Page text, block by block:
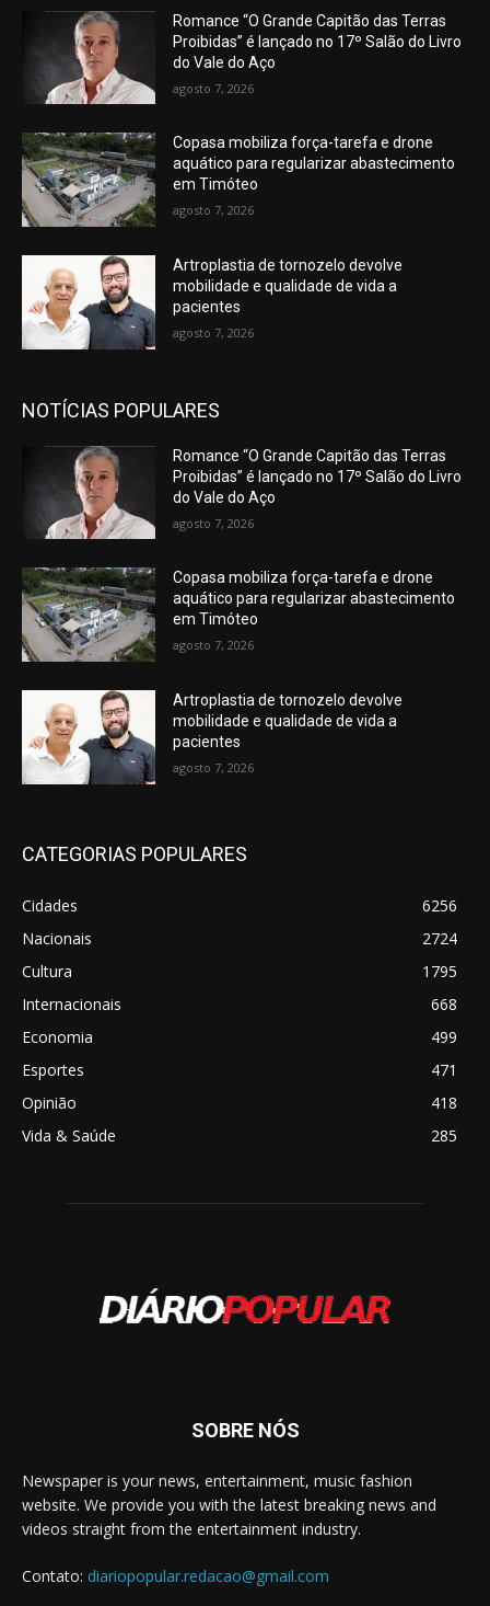
Romance “O Grande Capitão das Terras
Proibidas” é lançado no 17º Salão do Livro
do Vale do Aço
agosto 7, 2026
Copasa mobiliza força-tarefa e drone
aquático para regularizar abastecimento
em Timóteo
agosto 7, 2026
Artroplastia de tornozelo devolve
mobilidade e qualidade de vida a
pacientes
agosto 7, 2026
NOTÍCIAS POPULARES
Romance “O Grande Capitão das Terras
Proibidas” é lançado no 17º Salão do Livro
do Vale do Aço
agosto 7, 2026
Copasa mobiliza força-tarefa e drone
aquático para regularizar abastecimento
em Timóteo
agosto 7, 2026
Artroplastia de tornozelo devolve
mobilidade e qualidade de vida a
pacientes
agosto 7, 2026
CATEGORIAS POPULARES
Cidades
6256
Nacionais
2724
Cultura
1795
Internacionais
668
Economia
499
Esportes
471
Opinião
418
Vida & Saúde
285
SOBRE NÓS
Newspaper is your news, entertainment, music fashion
website. We provide you with the latest breaking news and
videos straight from the entertainment industry.
Contato: diariopopular.redacao@gmail.com